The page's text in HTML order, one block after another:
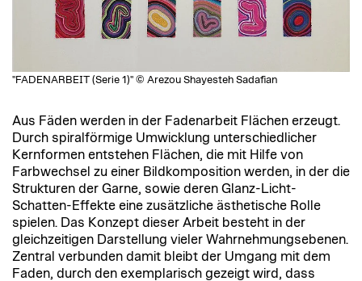
"FADENARBEIT (Serie 1)" © Arezou Shayesteh Sadafian
Aus Fäden werden in der Fadenarbeit Flächen erzeugt.
Durch spiralförmige Umwicklung unterschiedlicher
Kernformen entstehen Flächen, die mit Hilfe von
Farbwechsel zu einer Bildkomposition werden, in der die
Strukturen der Garne, sowie deren Glanz-Licht-
Schatten-Effekte eine zusätzliche ästhetische Rolle
spielen. Das Konzept dieser Arbeit besteht in der
gleichzeitigen Darstellung vieler Wahrnehmungsebenen.
Zentral verbunden damit bleibt der Umgang mit dem
Faden, durch den exemplarisch gezeigt wird, dass